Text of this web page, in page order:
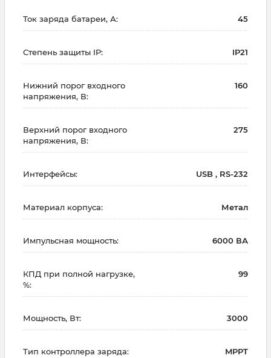
Ток заряда батареи, А: 45
Степень защиты IP: IP21
Нижний порог входного
напряжения, В:
160
Верхний порог входного
напряжения, В:
275
Интерфейсы: USB , RS-232
Материал корпуса: Метал
Импульсная мощность: 6000 ВА
КПД при полной нагрузке,
%:
99
Мощность, Вт: 3000
Тип контроллера заряда: MPPT